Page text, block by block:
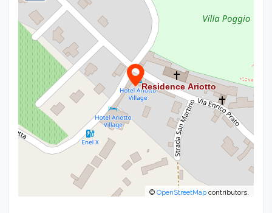
©OpenStreetMap contributors.